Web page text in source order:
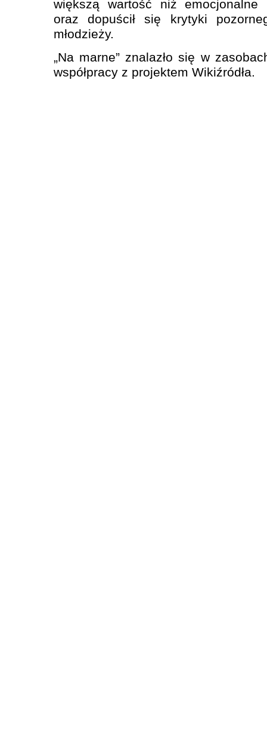
większą wartość niż emocjonalne
oraz dopuścił się krytyki
młodzieży.
„Na marne” znalazło się w
współpracy z projektem Wikiźródła.